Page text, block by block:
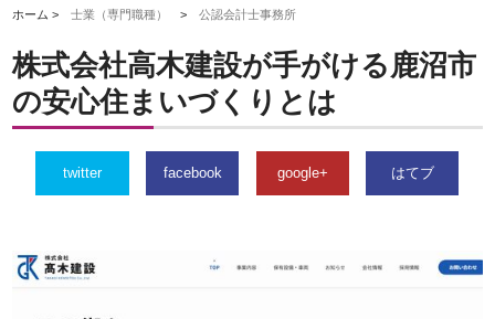
ホーム >士業（専門職種） >公認会計士事務所
株式会社高木建設が手がける鹿沼市
の安心住まいづくりとは
twitter facebook google+ はてブ